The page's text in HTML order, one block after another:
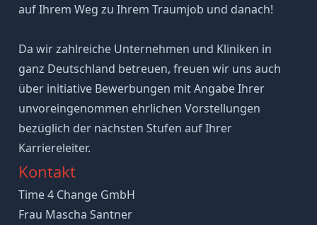
auf Ihrem Weg zu Ihrem Traumjob und danach!
Da wir zahlreiche Unternehmen und Kliniken in
ganz Deutschland betreuen, freuen wir uns auch
über initiative Bewerbungen mit Angabe Ihrer
unvoreingenommen ehrlichen Vorstellungen
bezüglich der nächsten Stufen auf Ihrer
Karriereleiter.
Kontakt
Time 4 Change GmbH
Frau Mascha Santner